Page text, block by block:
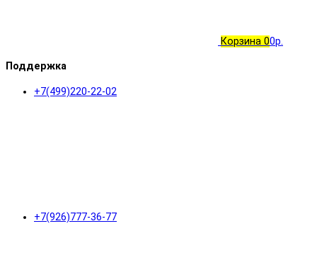
Корзина 00р.
Поддержка
+7(499)220-22-02
+7(926)777-36-77